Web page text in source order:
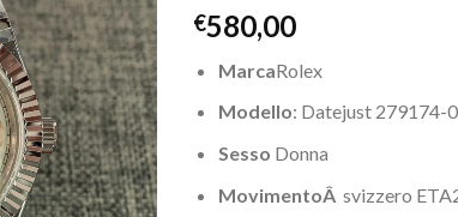
€580,00
MarcaRolex
Modello: Datejust 279174-
Sesso Donna
MovimentoÂsvizzero